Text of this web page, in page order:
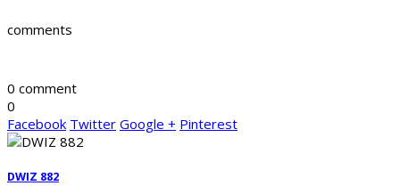
comments
0 comment
0
Facebook Twitter Google + Pinterest
DWIZ 882